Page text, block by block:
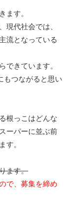
ます。
現代社会では、
流となっている
できています。
もつながると思い
根っこはどんな
ーパーに並ぶ前
す。
ます。
で、募集を締め